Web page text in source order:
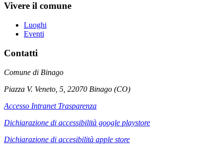
Vivere il comune
Luoghi
Eventi
Contatti
Comune di Binago
Piazza V. Veneto, 5, 22070 Binago (CO)
Accesso Intranet Trasparenza
Dichiarazione di accessibilità google playstore
Dichiarazione di accesibilità apple store